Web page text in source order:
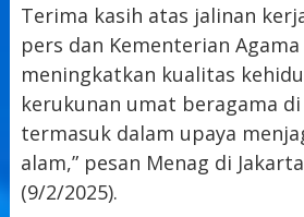
Terima kasih atas jalinan
pers dan Kementerian
meningkatkan kualitas
kerukunan umat beragama
termasuk dalam upaya
alam,” pesan Menag di
(9/2/2025).